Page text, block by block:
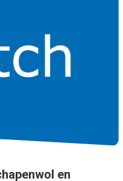
en